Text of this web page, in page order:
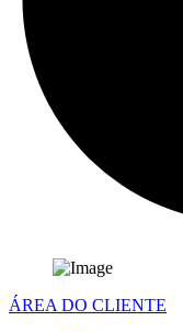
ÁREA DO CLIENTE